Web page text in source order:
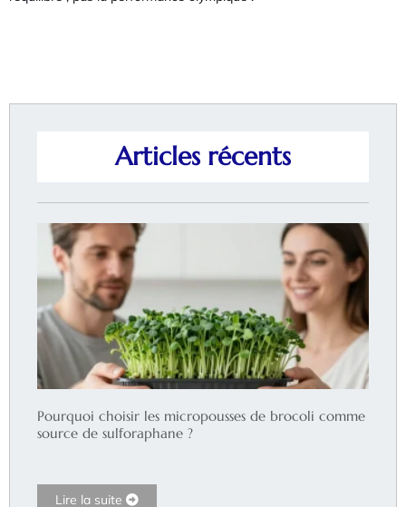
Articles récents
Pourquoi choisir les micropousses de brocoli comme
source de sulforaphane ?
Lire la suite